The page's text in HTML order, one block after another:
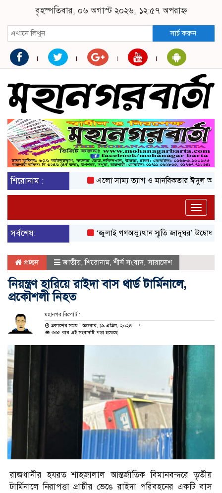
বৃহস্পতিবার, ০৬ অগাস্ট ২০২৬, ১২:৫৭ অপরাহ্ন
সার্চ করুন
শিরোনাম : এলো সাম্য ত্যাগ ও মানবিকতার ঈদুল আজহা
Toggle
সর্বশেষ:
‘জুলাই গণঅভ্যুত্থান স্মৃতি জাদুঘর’ উদ্বোধন করলেন
প্রচ্ছদ জাতীয়,শিরোনাম,শীর্ষ সংবাদ,সারাদেশ
নিয়ন্ত্রণ হারিয়ে রাইদা বাস থার্ড টার্মিনালে,
প্রকৌশলী নিহত
মহানগর রিপোর্ট :
প্রকাশের সময় : শুক্রবার, ১৯ এপ্রিল, ২০২৪
৩৩৫ বার এই সংবাদটি পড়া হয়েছে
রাজধানীর হযরত শাহজালাল আন্তর্জাতিক বিমানবন্দরে তৃতীয়
টার্মিনালে নিরাপত্তা প্রাচীর ভেঙে রাইদা পরিবহনের একটি বাস